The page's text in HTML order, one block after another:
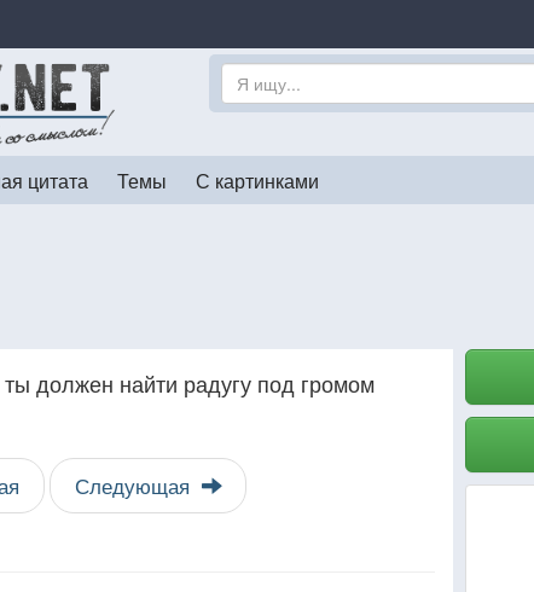
цитата Темы С картинками
должен найти радугу под громом
Следующая